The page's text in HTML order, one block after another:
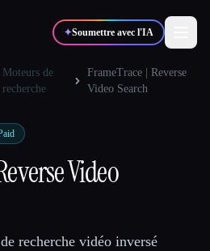
✦Soumettre avec l'IA
📈 Marketeurs
Moteurs de
recherche
FrameTrace | Reverse
Video Search
Video
recherche vidéo inversé